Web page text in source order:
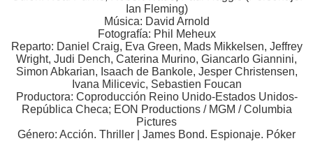
Ian Fleming)
Música: David Arnold
Fotografía: Phil Meheux
Reparto: Daniel Craig, Eva Green, Mads Mikkelsen, Jeffrey
Wright, Judi Dench, Caterina Murino, Giancarlo Giannini,
Simon Abkarian, Isaach de Bankole, Jesper Christensen,
Ivana Milicevic, Sebastien Foucan
Productora: Coproducción Reino Unido-Estados Unidos-
República Checa; EON Productions / MGM / Columbia
Pictures
Género: Acción. Thriller | James Bond. Espionaje. Póker